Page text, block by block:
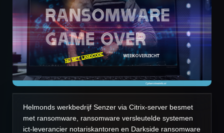
Helmonds werkbedrijf Senzer via Citrix-server besmet
met ransomware, ransomware versleutelde systemen
ict-leverancier notariskantoren en Darkside ransomware